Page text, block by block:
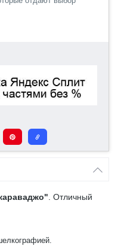
. Отличный